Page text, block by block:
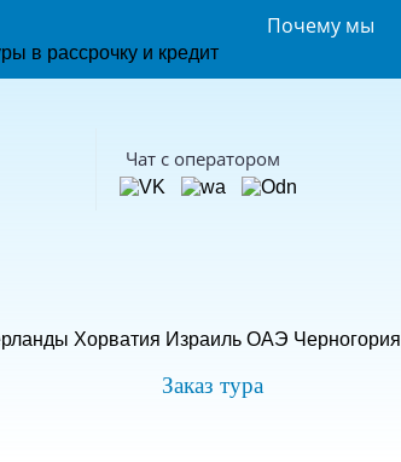
в рассрочку и кредит
Почему мы
Чат с оператором
Хорватия Израиль ОАЭ Черногория
Заказ тура